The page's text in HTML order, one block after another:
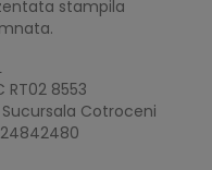
stampila
RT02 8553
Sucursala Cotroceni